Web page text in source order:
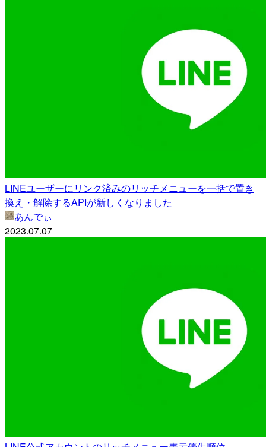
LINEユーザーにリンク済みのリッチメニューを一括で置き
換え・解除するAPIが新しくなりました
あんでぃ
2023.07.07